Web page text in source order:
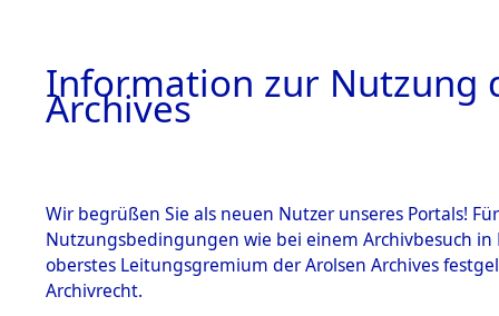
Information zur Nutzung
Archives
Wir begrüßen Sie als neuen Nutzer unseres Portals!
Nutzungsbedingungen wie bei einem Archivbesuch
oberstes Leitungsgremium der Arolsen Archives
Archivrecht.